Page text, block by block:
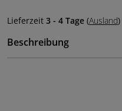
Lieferzeit 3 - 4 Tage (Ausland)
Beschreibung